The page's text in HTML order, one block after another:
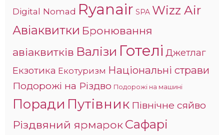
Digital Nomad Ryanair SPA Wizz Air
Авіаквитки Бронювання
авіаквитків Валізи Готелі Джетлаг
Екзотика Екотуризм Національні страви
Подорожі на Різдво Подорожі на машині
Поради Путівник Північне сяйво
Різдвяний ярмарок Сафарі